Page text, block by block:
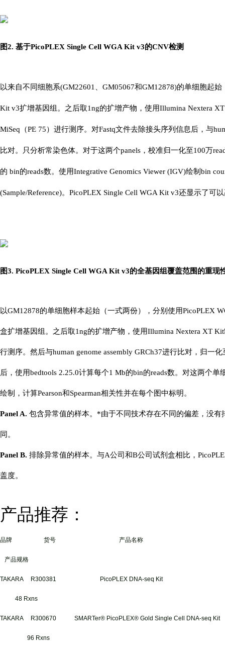
图2. 基于PicoPLEX Single Cell WGA Kit v3的CNV检测
以来自不同细胞系(GM22601、GM05067和GM12878)的单细胞起始
Kit v3扩增基因组。之后取1ng的扩增产物，使用Illumina Nextera
MiSeq（PE 75）进行测序。对Fastq文件去除接头序列信息后，与
比对。只分析常染色体。对于这两个panels，校准归一化至100万
的 bin的reads数。使用Integrative Genomics Viewer (IGV)绘制bin
(Sample/Reference)。PicoPLEX Single Cell WGA Kit v3还显示了可
图3. PicoPLEX Single Cell WGA Kit v3的全基因组覆盖范围的重现
以GM12878的单细胞样本起始（一式两份），分别使用PicoPLEX
盒扩增基因组。之后取1ng的扩增产物，使用Illumina Nextera XT
行测序。然后与human genome assembly GRCh37进行比对，归一化
后，使用bedtools 2.25.0计算每个1 Mb的bin的reads数。对这两个单
绘制，计算Pearson和Spearman相关性并在每个图中标明。
Panel A. 包含异常值的样本。*由于不同技术存在不同的偏差，没有
同。
Panel B. 排除异常值的样本。与A公司和B公司试剂盒相比，
盖度。
产品推荐：
品牌 货号 产品名称
产品规格
TAKARA R300381 PicoPLEX DNA-seq Kit
48 Rxns
TAKARA R300670 SMARTer® PicoPLEX® Gold Single Cell DNA-seq Kit
96 Rxns